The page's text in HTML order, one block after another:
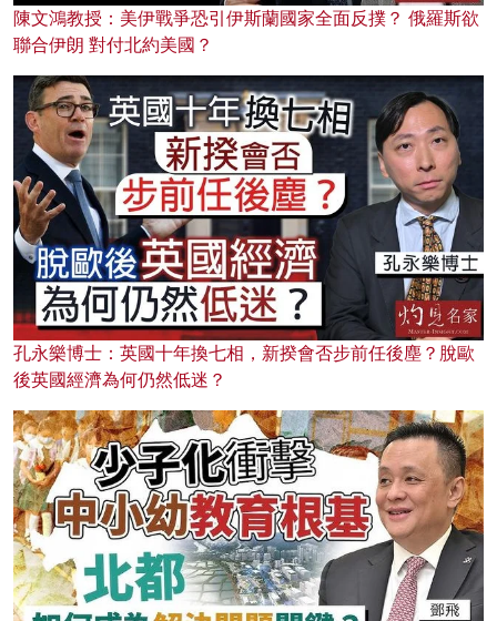
陳文鴻教授：美伊戰爭恐引伊斯蘭國家全面反撲？ 俄羅斯欲
聯合伊朗 對付北約美國？
孔永樂博士：英國十年換七相，新揆會否步前任後塵？脫歐
後英國經濟為何仍然低迷？